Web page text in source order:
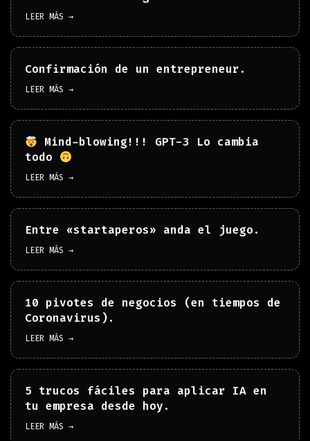
LEER MÁS →
Confirmación de un entrepreneur.
LEER MÁS →
Mind-blowing!!! GPT-3 Lo cambia
todo
LEER MÁS →
Entre «startaperos» anda el juego.
LEER MÁS →
10 pivotes de negocios (en tiempos de
Coronavirus).
LEER MÁS →
5 trucos fáciles para aplicar IA en
tu empresa desde hoy.
LEER MÁS →